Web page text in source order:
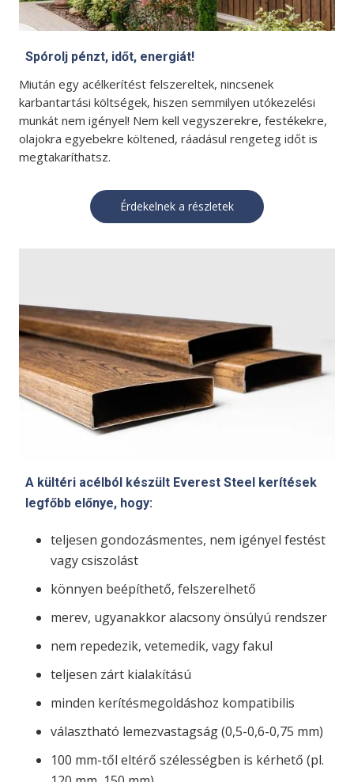
Spórolj pénzt, időt, energiát!
Miután egy acélkerítést felszereltek, nincsenek
karbantartási költségek, hiszen semmilyen utókezelési
munkát nem igényel! Nem kell vegyszerekre, festékekre,
olajokra egyebekre költened, ráadásul rengeteg időt is
megtakaríthatsz.
Érdekelnek a részletek
A kültéri acélból készült Everest Steel kerítések
legfőbb előnye, hogy:
teljesen gondozásmentes, nem igényel festést
vagy csiszolást
könnyen beépíthető, felszerelhető
merev, ugyanakkor alacsony önsúlyú rendszer
nem repedezik, vetemedik, vagy fakul
teljesen zárt kialakítású
minden kerítésmegoldáshoz kompatibilis
választható lemezvastagság (0,5-0,6-0,75 mm)
100 mm-től eltérő szélességben is kérhető (pl.